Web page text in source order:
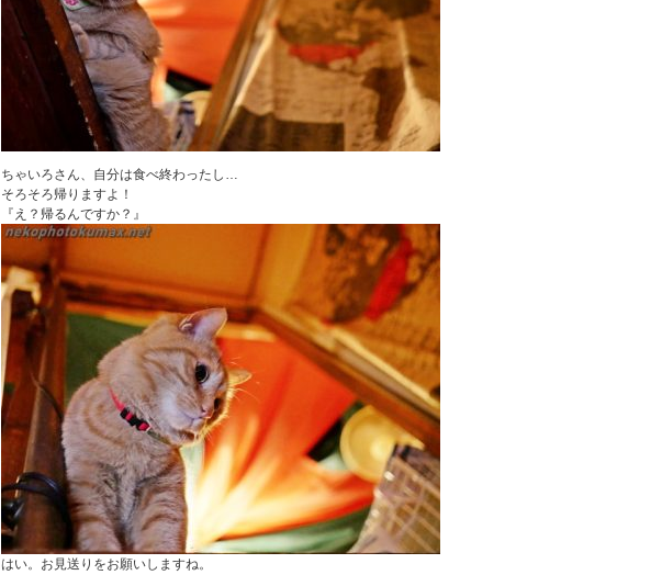
ちゃいろさん、自分は食べ終わったし…
そろそろ帰りますよ！
『え？帰るんですか？』
はい。お見送りをお願いしますね。